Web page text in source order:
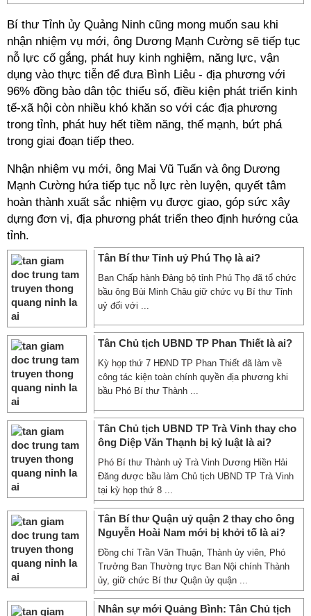
Bí thư Tỉnh ủy Quảng Ninh cũng mong muốn sau khi
nhận nhiệm vụ mới, ông Dương Mạnh Cường sẽ tiếp tục
nỗ lực cố gắng, phát huy kinh nghiệm, năng lực, vận
dụng vào thực tiễn để đưa Bình Liêu - địa phương với
96% đồng bào dân tộc thiểu số, điều kiện phát triển kinh
tế-xã hội còn nhiều khó khăn so với các địa phương
trong tỉnh, phát huy hết tiềm năng, thế mạnh, bứt phá
trong giai đoạn tiếp theo.
Nhận nhiệm vụ mới, ông Mai Vũ Tuấn và ông Dương
Mạnh Cường hứa tiếp tục nỗ lực rèn luyện, quyết tâm
hoàn thành xuất sắc nhiệm vụ được giao, góp sức xây
dựng đơn vị, địa phương phát triển theo định hướng của
tỉnh.
Tân Bí thư Tỉnh uỷ Phú Thọ là ai?
Ban Chấp hành Đảng bộ tỉnh Phú Thọ đã tổ chức
bầu ông Bùi Minh Châu giữ chức vụ Bí thư Tỉnh
uỷ đối với ...
Tân Chủ tịch UBND TP Phan Thiết là ai?
Kỳ họp thứ 7 HĐND TP Phan Thiết đã làm về
công tác kiện toàn chính quyền địa phương khi
bầu Phó Bí thư Thành ...
Tân Chủ tịch UBND TP Trà Vinh thay cho
ông Diệp Văn Thạnh bị kỷ luật là ai?
Phó Bí thư Thành uỷ Trà Vinh Dương Hiền Hải
Đăng được bầu làm Chủ tịch UBND TP Trà Vinh
tại kỳ họp thứ 8 ...
Tân Bí thư Quận uỷ quận 2 thay cho ông
Nguyễn Hoài Nam mới bị khởi tố là ai?
Đồng chí Trần Văn Thuận, Thành ủy viên, Phó
Trưởng Ban Thường trực Ban Nội chính Thành
ủy, giữ chức Bí thư Quận ủy quận ...
Nhân sự mới Quảng Bình: Tân Chủ tịch